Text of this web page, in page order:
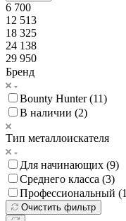
6 700
12 513
18 325
24 138
29 950
Бренд
Bounty Hunter (11)
В наличии (2)
Тип металлоискателя
Для начинающих (9)
Среднего класса (3)
Профессиональный (1
Очистить фильтр